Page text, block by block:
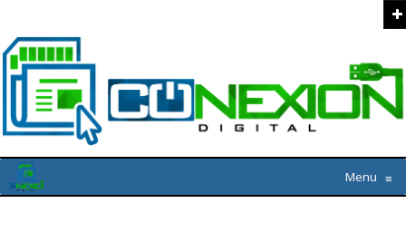
Menu ≡